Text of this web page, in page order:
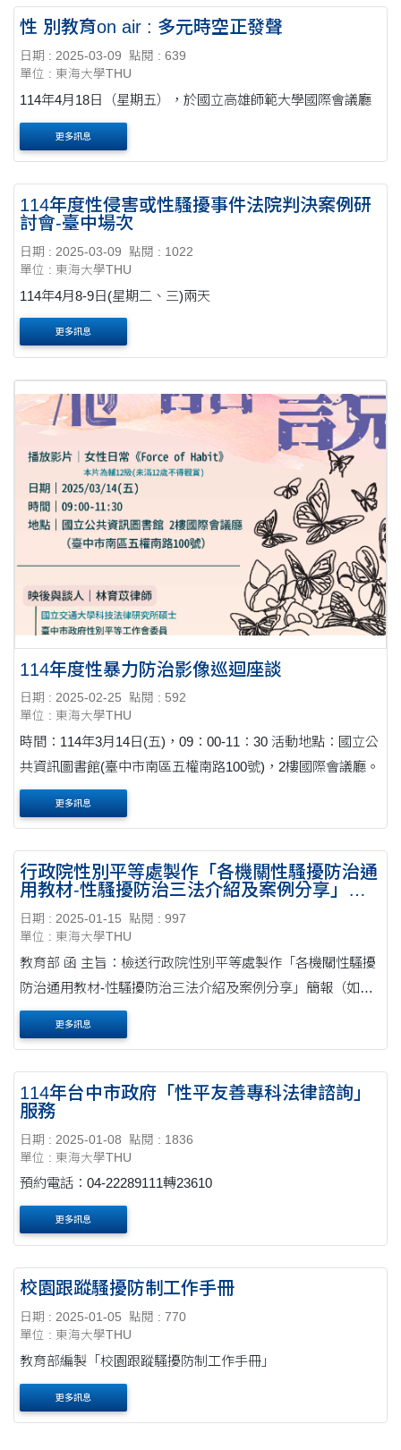
性 別教育on air : 多元時空正發聲
日期 : 2025-03-09
點閱 : 639
單位 : 東海大學THU
114年4月18日（星期五），於國立高雄師範大學國際會議廳
更多訊息
114年度性侵害或性騷擾事件法院判決案例研
討會-臺中場次
日期 : 2025-03-09
點閱 : 1022
單位 : 東海大學THU
114年4月8-9日(星期二、三)兩天
更多訊息
114年度性暴力防治影像巡迴座談
日期 : 2025-02-25
點閱 : 592
單位 : 東海大學THU
時間：114年3月14日(五)，09：00-11：30 活動地點：國立公
共資訊圖書館(臺中市南區五權南路100號)，2樓國際會議廳。
更多訊息
行政院性別平等處製作「各機關性騷擾防治通
用教材-性騷擾防治三法介紹及案例分享」簡
日期 : 2025-01-15
點閱 : 997
單位 : 東海大學THU
教育部 函 主旨：檢送行政院性別平等處製作「各機關性騷擾
防治通用教材-性騷擾防治三法介紹及案例分享」簡報（如附
件），請查照並轉知所屬。 說明： 一、依行政院性別平等處
114年1月3日院臺性平字第1135026922號函辦....
更多訊息
114年台中市政府「性平友善專科法律諮詢」
服務
日期 : 2025-01-08
點閱 : 1836
單位 : 東海大學THU
預約電話：04-22289111轉23610
更多訊息
校園跟蹤騷擾防制工作手冊
日期 : 2025-01-05
點閱 : 770
單位 : 東海大學THU
教育部編製「校園跟蹤騷擾防制工作手冊」
更多訊息